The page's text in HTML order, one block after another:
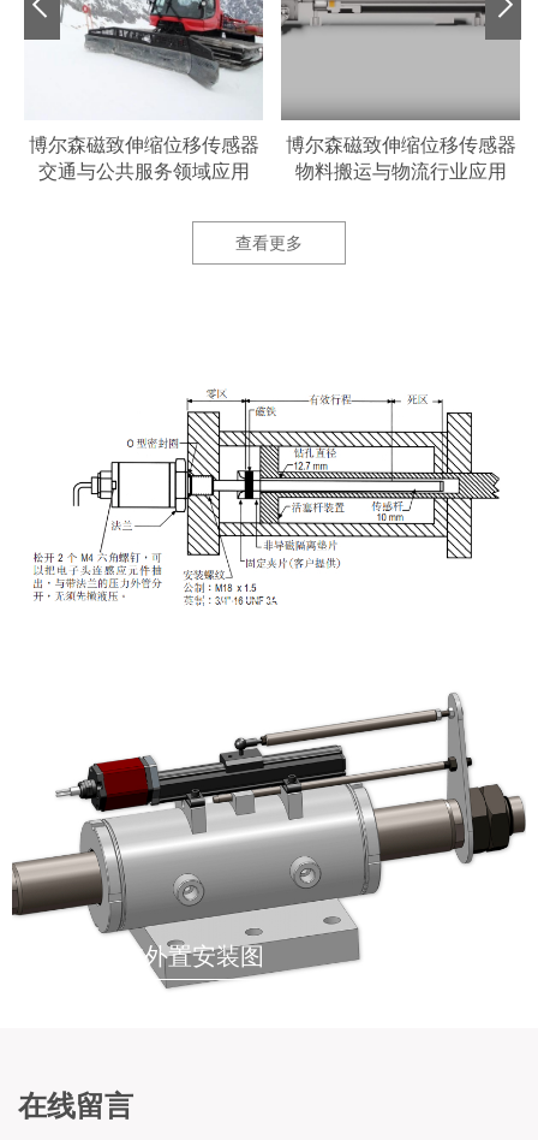
博尔森磁致伸缩位移传感器
交通与公共服务领域应用
博尔森磁致伸缩位移传感器
物料搬运与物流行业应用
查看更多
液压油缸内置安装示意图
液压油缸外置安装图
在线留言